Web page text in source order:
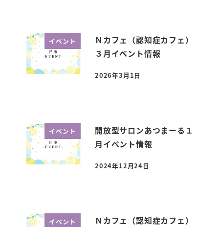
イベント
Ｎカフェ（認知症カフェ）
３月イベント情報
投稿日
2026年3月1日
イベント
開放型サロンあつまーる１
月イベント情報
投稿日
2024年12月24日
イベント
Ｎカフェ（認知症カフェ）